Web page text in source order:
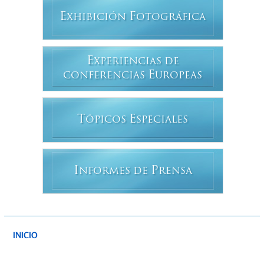
EXHIBICIÓN FOTOGRÁFICA
EXPERIENCIAS DE
CONFERENCIAS EUROPEAS
T ÓPICOS ESPECIALES
INFORMES DE PRENSA
INICIO